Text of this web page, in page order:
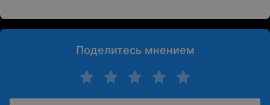
Поделитесь мнением